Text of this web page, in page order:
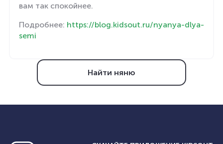
вам так спокойнее.
Подробнее: https://blog.kidsout.ru/nyanya-dlya-
semi
Найти няню